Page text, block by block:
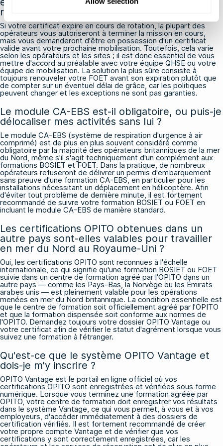
rotation ?
Si votre certificat expire en cours de rotation, la plupart des
opérateurs vous autoriseront à terminer la mission en cours,
mais vous demanderont d'être en possession d'un certificat
valide avant votre prochaine mobilisation. Toutefois, cela varie
selon les opérateurs et les sites ; il est donc essentiel de vous
mettre d'accord au préalable avec votre équipe QHSE ou votre
équipe de mobilisation. La solution la plus sûre consiste à
toujours renouveler votre FOET avant son expiration plutôt que
de compter sur un éventuel délai de grâce, car les politiques
peuvent changer et les exceptions ne sont pas garanties.
Le module CA-EBS est-il obligatoire, ou puis-je
délocaliser mes activités sans lui ?
Le module CA-EBS (système de respiration d'urgence à air
comprimé) est de plus en plus souvent considéré comme
obligatoire par la majorité des opérateurs britanniques de la mer
du Nord, même s'il s'agit techniquement d'un complément aux
formations BOSIET et FOET. Dans la pratique, de nombreux
opérateurs refuseront de délivrer un permis d'embarquement
sans preuve d'une formation CA-EBS, en particulier pour les
installations nécessitant un déplacement en hélicoptère. Afin
d'éviter tout problème de dernière minute, il est fortement
recommandé de suivre votre formation BOSIET ou FOET en
incluant le module CA-EBS de manière standard.
Les certifications OPITO obtenues dans un
autre pays sont-elles valables pour travailler
en mer du Nord au Royaume-Uni ?
Oui, les certifications OPITO sont reconnues à l'échelle
internationale, ce qui signifie qu'une formation BOSIET ou FOET
suivie dans un centre de formation agréé par l'OPITO dans un
autre pays — comme les Pays-Bas, la Norvège ou les Émirats
arabes unis — est pleinement valable pour les opérations
menées en mer du Nord britannique. La condition essentielle est
que le centre de formation soit officiellement agréé par l'OPITO
et que la formation dispensée soit conforme aux normes de
l'OPITO. Demandez toujours votre dossier OPITO Vantage ou
votre certificat afin de vérifier le statut d'agrément lorsque vous
suivez une formation à l'étranger.
Qu'est-ce que le système OPITO Vantage et
dois-je m'y inscrire ?
OPITO Vantage est le portail en ligne officiel où vos
certifications OPITO sont enregistrées et vérifiées sous forme
numérique. Lorsque vous terminez une formation agréée par
OPITO, votre centre de formation doit enregistrer vos résultats
dans le système Vantage, ce qui vous permet, à vous et à vos
employeurs, d'accéder immédiatement à des dossiers de
certification vérifiés. Il est fortement recommandé de créer
votre propre compte Vantage et de vérifier que vos
certifications y sont correctement enregistrées, car les